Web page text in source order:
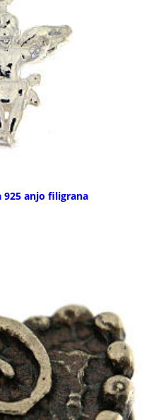
925 anjo filigrana